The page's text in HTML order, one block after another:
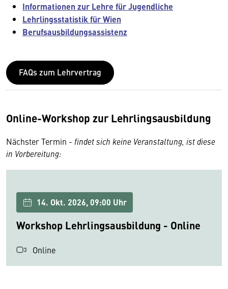
Informationen zur Lehre für Jugendliche
Lehrlingsstatistik für Wien
Berufsausbildungsassistenz
FAQs zum Lehrvertrag
Online-Workshop zur Lehrlingsausbildung
Nächster Termin - findet sich keine Veranstaltung, ist diese
in Vorbereitung:
14. Okt. 2026, 09:00 Uhr
Workshop Lehrlingsausbildung - Online
Online